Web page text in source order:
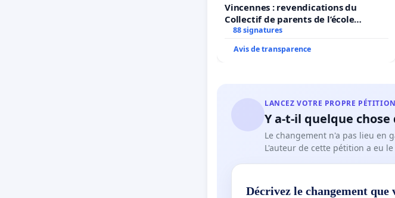
Vincennes : revendications du
Collectif de parents de l’école
Simone Veil
88 signatures
Avis de transparence
LANCEZ VOTRE PROPRE PÉTITION
Y a-t-il quelque
Le changement n'a pas lieu en
L'auteur de cette pétition a eu
Décrivez le changement que